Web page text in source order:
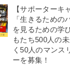
【サポーターキ
「生きるための
を見るための学
もたち500人の
く50人のマンス
ーを募集！